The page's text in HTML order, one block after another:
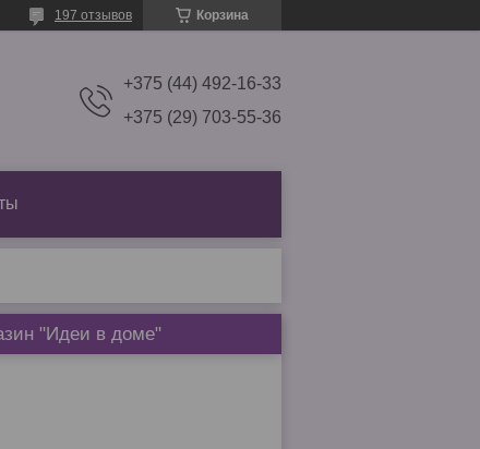
Корзина
197 отзывов
+375 (44) 492-16-33
+375 (29) 703-55-36
"Идеи в доме"